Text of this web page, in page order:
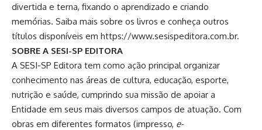
divertida e terna, fixando o aprendizado e criando
memórias. Saiba mais sobre os livros e conheça outros
títulos disponíveis em https://www.sesispeditora.com.br.
SOBRE A SESI-SP EDITORA
A SESI-SP Editora tem como ação principal organizar
conhecimento nas áreas de cultura, educação, esporte,
nutrição e saúde, cumprindo sua missão de apoiar a
Entidade em seus mais diversos campos de atuação. Com
obras em diferentes formatos (impresso, e-